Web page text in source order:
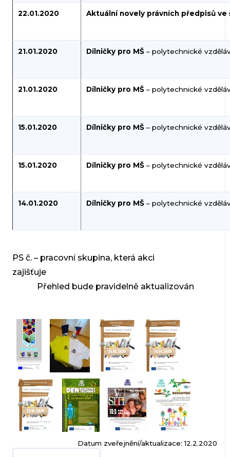
22.01.2020 Aktuální novely právních předpisů ve
21.01.2020 Dílničky pro MŠ – polytechnické
21.01.2020 Dílničky pro MŠ – polytechnické
15.01.2020 Dílničky pro MŠ – polytechnické
15.01.2020 Dílničky pro MŠ – polytechnické
14.01.2020 Dílničky pro MŠ – polytechnické
PS č. – pracovní skupina, která akci
zajišťuje
Přehled bude pravidelně aktualizován
Datum zveřejnění/aktualizace: 12.2.2020